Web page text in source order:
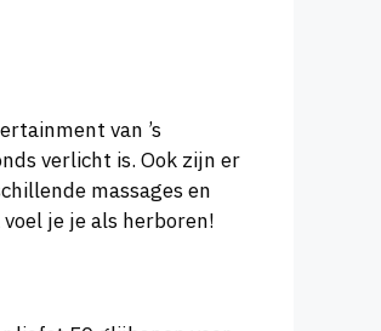
van ’s
verlicht is. Ook zijn er
massages en
je je als herboren!